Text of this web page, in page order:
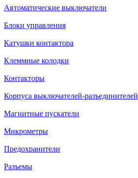
Автоматические выключатели
Блоки управления
Катушки контактора
Клеммные колодки
Контакторы
Корпуса выключателей-разъединителей
Магнитные пускатели
Микрометры
Предохранители
Разъемы